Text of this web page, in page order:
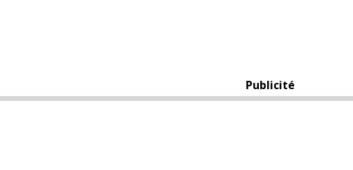
Publicité